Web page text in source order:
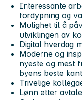
Interessante
fordypning og
Mulighet til å
utviklingen av
Digital hverdag
Moderne og
nyeste og mest
byens beste
Trivelige
Lønn etter